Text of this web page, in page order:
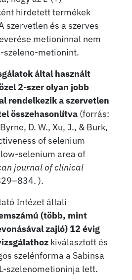
hirdetett termékek
szervetlen és a szerves
metioninnal nem
szeleno-metionint.
által használt
2-szer olyan jobb
rendelkezik a szervetlen
összehasonlítva (forrás:
D. W., Xu, J., & Burk,
of selenium
selenium area of
journal of clinical
).
Intézet általi
(több, mint
zajló) 12 évig
kiválasztott és
szelénforma a Sabinsa
szelenometioninja lett.